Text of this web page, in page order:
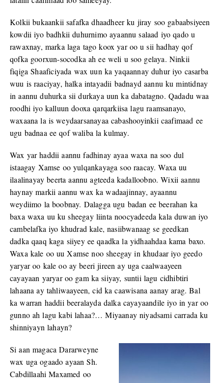
Kolkii bukaankii safafka dhaadheer ku jiray soo gabaabsiyeen
kowdii iyo badhkii duhurnimo ayaannu salaad iyo qado u
rawaxnay, marka laga tago koox yar oo u sii hadhay qof
qofka goorxun-socodka ah ee weli u soo gelaya. Ninkii
fiqiga Shaaficiyada wax uun ka yaqaannay duhur iyo casarba
wuu is raaciyay, halka intayadii badnayd aannu ku mintidnay
in aannu duhurka sii durkaya uun ka dabatagno. Qadadu waa
roodhi iyo kalluun dooxa qarqarkiisa lagu raamsanayo,
waxaana la is weydaarsanayaa cabashooyinkii caafimaad ee
ugu badnaa ee qof waliba la kulmay.
Wax yar haddii aannu fadhinay ayaa waxa na soo dul
istaagay Xamse oo yulqankayaga soo raacay. Waxa uu
ilaalinayay beerta aannu agteeda kadalloobno. Wixii aannu
haynay markii aannu wax ka wadaajinnay, ayaannu
weydiimo la boobnay. Dalagga ugu badan ee beerahan ka
baxa waxa uu ku sheegay liinta noocyadeeda kala duwan iyo
cambelafka iyo khudrad kale, nasiibwanaag se geedkan
dadka qaaq kaga siiyey ee qaadka la yidhaahdaa kama baxo.
Waxa kale oo uu Xamse noo sheegay in khudaar iyo geedo
yaryar oo kale oo ay beeri jireen ay uga caalwaayeen
cayayaan yaryar oo gam ka siiyay, suntii lagu cidhibtiri
lahaana ay tahliwaayeen, cid ka caawisana aanay arag. Bal
ka warran haddii beeralayda dalka cayayaandile iyo in yar oo
gunno ah lagu kabi lahaa?… Miyaanay niyadsami carrada ku
shinniyayn lahayn?
Si aan magaca Dararweyne
wax uga ogaado ayaan Sh.
Cabdillaahi Maxamed oo